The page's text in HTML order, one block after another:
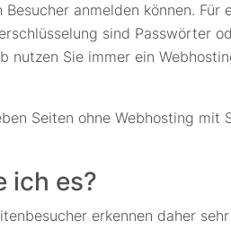
anmelden können. Für
sind Passwörter
Sie immer ein
Seiten ohne Webhosting mit
ich es?
erkennen daher